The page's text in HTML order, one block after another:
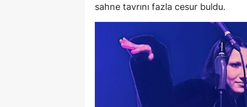
sahne tavrını fazla cesur buldu.